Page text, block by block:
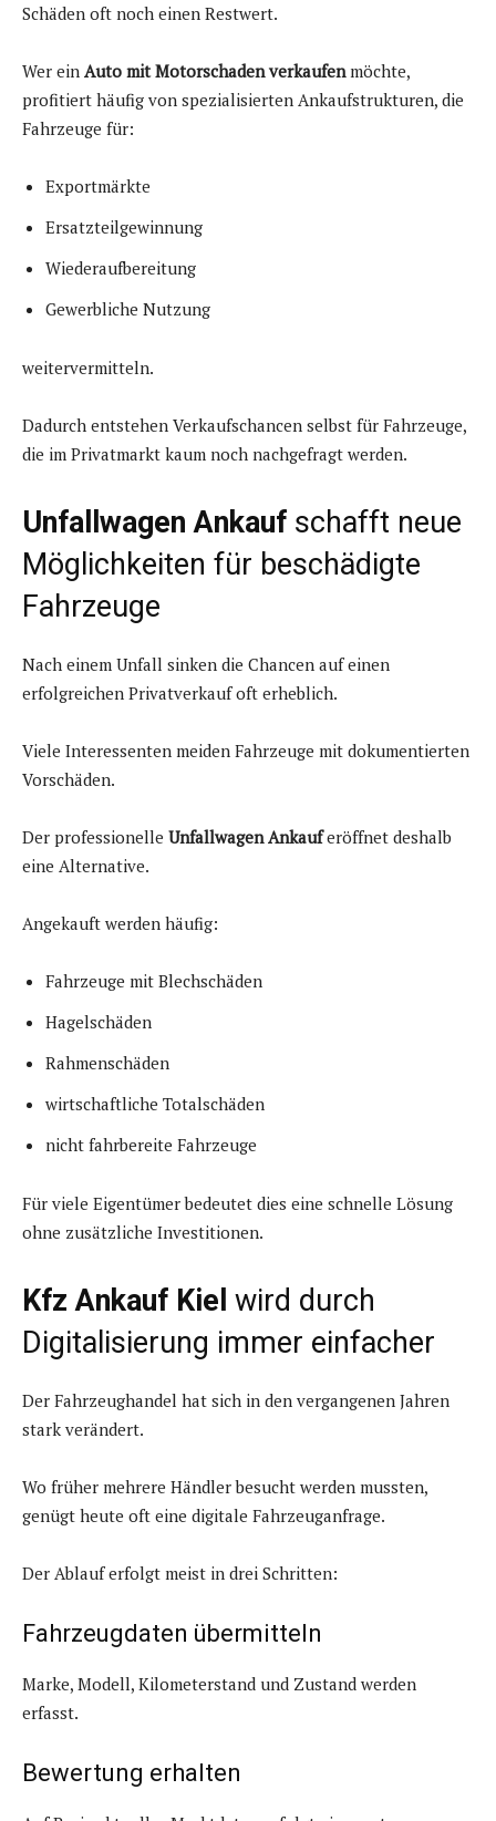
Schäden oft noch einen Restwert.
Wer ein Auto mit Motorschaden verkaufen möchte,
profitiert häufig von spezialisierten Ankaufstrukturen, die
Fahrzeuge für:
Exportmärkte
Ersatzteilgewinnung
Wiederaufbereitung
Gewerbliche Nutzung
weitervermitteln.
Dadurch entstehen Verkaufschancen selbst für Fahrzeuge,
die im Privatmarkt kaum noch nachgefragt werden.
Unfallwagen Ankauf schafft neue
Möglichkeiten für beschädigte
Fahrzeuge
Nach einem Unfall sinken die Chancen auf einen
erfolgreichen Privatverkauf oft erheblich.
Viele Interessenten meiden Fahrzeuge mit dokumentierten
Vorschäden.
Der professionelle Unfallwagen Ankauferöffnet deshalb
eine Alternative.
Angekauft werden häufig:
Fahrzeuge mit Blechschäden
Hagelschäden
Rahmenschäden
wirtschaftliche Totalschäden
nicht fahrbereite Fahrzeuge
Für viele Eigentümer bedeutet dies eine schnelle Lösung
ohne zusätzliche Investitionen.
Kfz Ankauf Kiel wird durch
Digitalisierung immer einfacher
Der Fahrzeughandel hat sich in den vergangenen Jahren
stark verändert.
Wo früher mehrere Händler besucht werden mussten,
genügt heute oft eine digitale Fahrzeuganfrage.
Der Ablauf erfolgt meist in drei Schritten:
Fahrzeugdaten übermitteln
Marke, Modell, Kilometerstand und Zustand werden
erfasst.
Bewertung erhalten